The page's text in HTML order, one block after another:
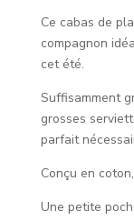
nid
d'abeille
vert
XXL
Ce cabas de
compagnon
cet été.
Suffisamment
grosses
parfait
Conçu en
Une petite